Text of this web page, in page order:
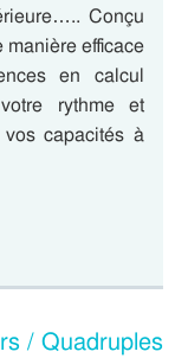
Conçu
efficace
en calcul
rythme et
capacités à
/ Quadruples